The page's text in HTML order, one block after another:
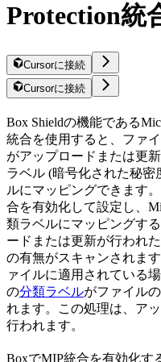
Protection統
Cursorに接続
Cursorに接続
Box Shieldの機能である
統合を使用すると、ファ
がアップロードまたは更
ラベル (暗号化された秘
ルにマッピングできます。
合を有効化して設定し、
類ラベルにマッピングす
ードまたは更新が行われ
の有無がスキャンされま
ァイルに適用されている
の分類ラベルがファイル
れます。この処理は、ア
行われます。
BoxでMIP統合を有効化す